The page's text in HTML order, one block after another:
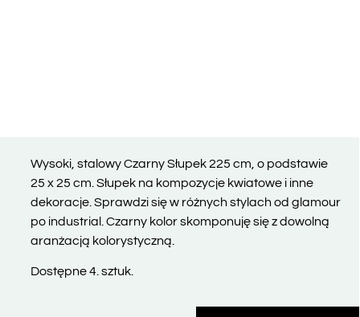
Wysoki, stalowy Czarny Słupek 225 cm, o podstawie
25 x 25 cm. Słupek na kompozycje kwiatowe i inne
dekoracje. Sprawdzi się w różnych stylach od glamour
po industrial. Czarny kolor skomponuję się z dowolną
aranżacją kolorystyczną.
Dostępne 4. sztuk.